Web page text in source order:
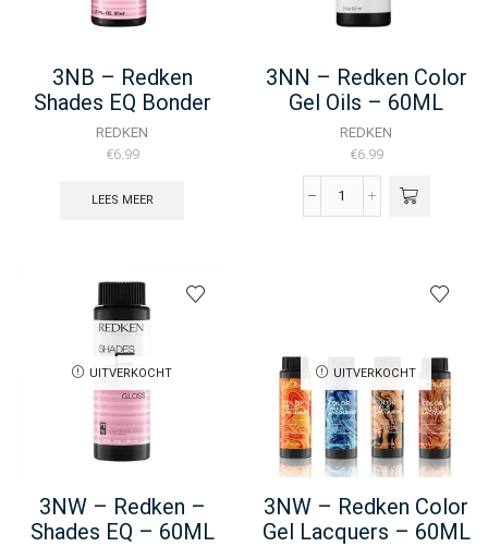
3NB – Redken
Shades EQ Bonder
Inside – 60ML
REDKEN
€6.99
LEES MEER
3NN – Redken Color
Gel Oils – 60ML
REDKEN
€6.99
3NN
aantal
UITVERKOCHT
3NW – Redken –
Shades EQ – 60ML
UITVERKOCHT
3NW – Redken Color
Gel Lacquers – 60ML